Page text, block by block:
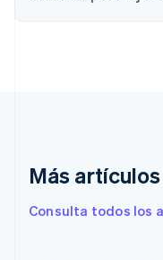
Más artículos
Consulta todos los
English
English Italiano